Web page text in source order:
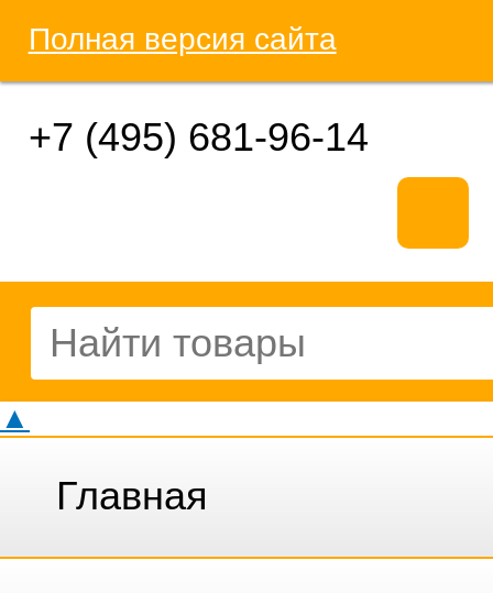
Полная версия сайта
+7 (495) 681-96-14
▲
Главная